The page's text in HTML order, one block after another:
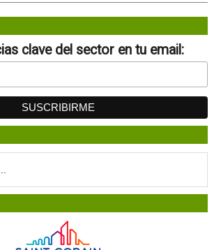
clave del sector en tu email: